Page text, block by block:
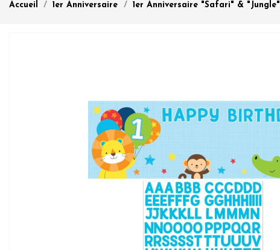
Accueil 1er Anniversaire 1er Anniversaire "Safari" & "Jungle"